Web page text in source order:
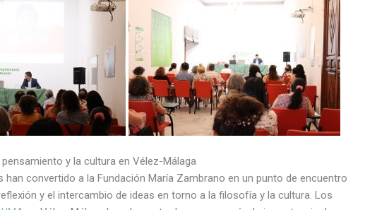
y la cultura en Vélez-Málaga
han convertido a la Fundación María Zambrano en un punto de encuentro
y el intercambio de ideas en torno a la filosofía y la cultura. Los